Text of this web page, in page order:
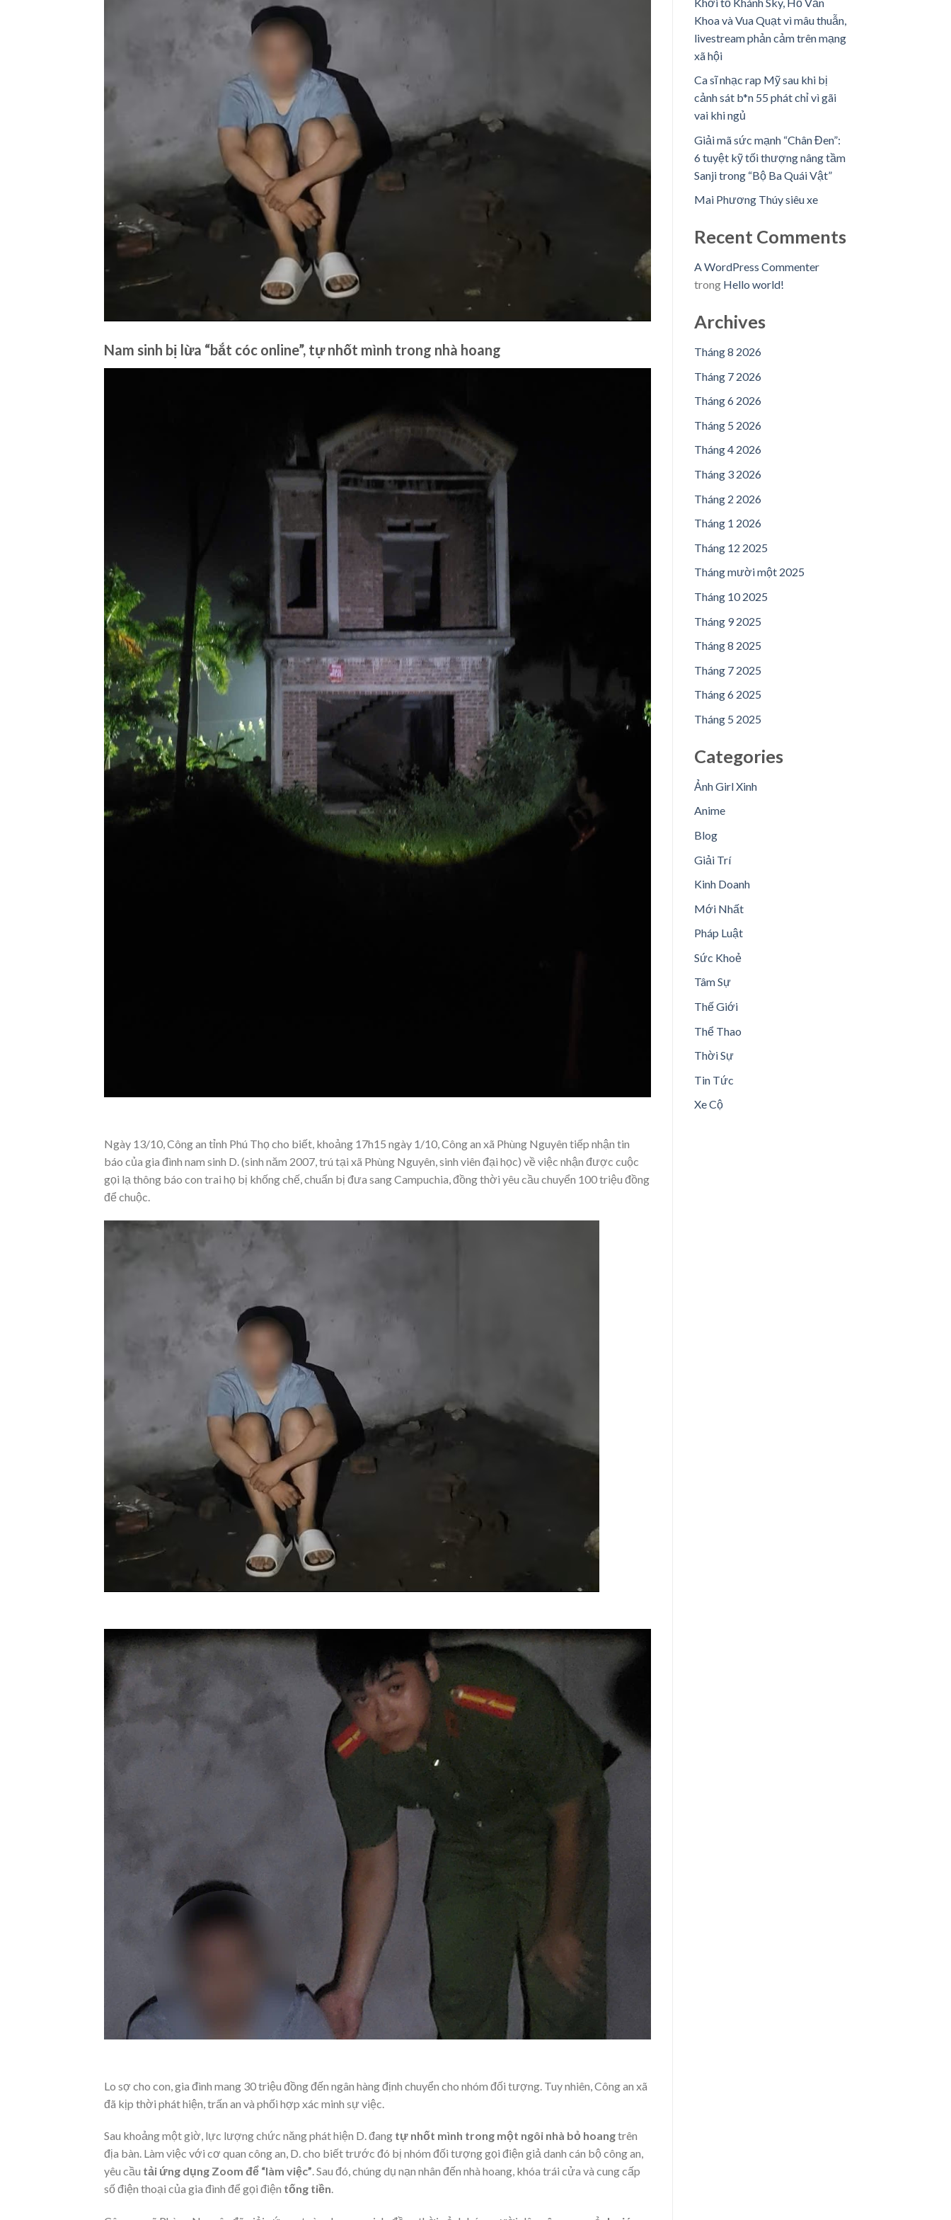
Nam sinh bị lừa “bắt cóc online”, tự nhốt mình trong nhà hoang
Ngày 13/10, Công an tỉnh Phú Thọ cho biết, khoảng 17h15 ngày 1/10, Công an xã Phùng Nguyên tiếp nhận tin
báo của gia đình nam sinh D. (sinh năm 2007, trú tại xã Phùng Nguyên, sinh viên đại học) về việc nhận được cuộc
gọi lạ thông báo con trai họ bị khống chế, chuẩn bị đưa sang Campuchia, đồng thời yêu cầu chuyển 100 triệu đồng
để chuộc.
Lo sợ cho con, gia đình mang 30 triệu đồng đến ngân hàng định chuyển cho nhóm đối tượng. Tuy nhiên, Công an xã
đã kịp thời phát hiện, trấn an và phối hợp xác minh sự việc.
Sau khoảng một giờ, lực lượng chức năng phát hiện D. đang tự nhốt mình trong một ngôi nhà bỏ hoangtrên
địa bàn. Làm việc với cơ quan công an, D. cho biết trước đó bị nhóm đối tượng gọi điện giả danh cán bộ công an,
yêu cầu tải ứng dụng Zoom để “làm việc”. Sau đó, chúng dụ nạn nhân đến nhà hoang, khóa trái cửa và cung cấp
số điện thoại của gia đình để gọi điện tống tiền.
Khoa và Vua Quạt vì mâu thuẫn,
livestream phản cảm trên mạng
xã hội
Ca sĩ nhạc rap Mỹ sau khi bị
cảnh sát b*n 55 phát chỉ vì gãi
vai khi ngủ
Giải mã sức mạnh “Chân Đen”:
6 tuyệt kỹ tối thượng nâng tầm
Sanji trong “Bộ Ba Quái Vật”
Mai Phương Thúy siêu xe
Recent Comments
A WordPress Commenter
trong Hello world!
Archives
Tháng 8 2026
Tháng 7 2026
Tháng 6 2026
Tháng 5 2026
Tháng 4 2026
Tháng 3 2026
Tháng 2 2026
Tháng 1 2026
Tháng 12 2025
Tháng mười một 2025
Tháng 10 2025
Tháng 9 2025
Tháng 8 2025
Tháng 7 2025
Tháng 6 2025
Tháng 5 2025
Categories
Ảnh Girl Xinh
Anime
Blog
Giải Trí
Kinh Doanh
Mới Nhất
Pháp Luật
Sức Khoẻ
Tâm Sự
Thế Giới
Thể Thao
Thời Sự
Tin Tức
Xe Cộ